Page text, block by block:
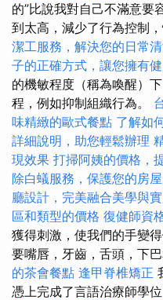
的”比說我對自己不滿意要
到太高，減少了行為控制
潔工服務，解決您的日常
子的正確方式，讓您擁有
的機敏程度（稱為喚醒）
程，例如抑制組織行為。
味精緻的歐式餐點 了解如
詳細說明，助您輕鬆辦理
現效果 打掃阿姨的價格，
除白蟻服務，保護您的房
廳設計，完美融合美學與
區和類型的價格 復健師資
獲得刺激，使我們的手變
要嘴唇，牙齒，舌頭，下巴
的茶會餐點 逢甲脊椎矯正
憑上完成了言語治療師學